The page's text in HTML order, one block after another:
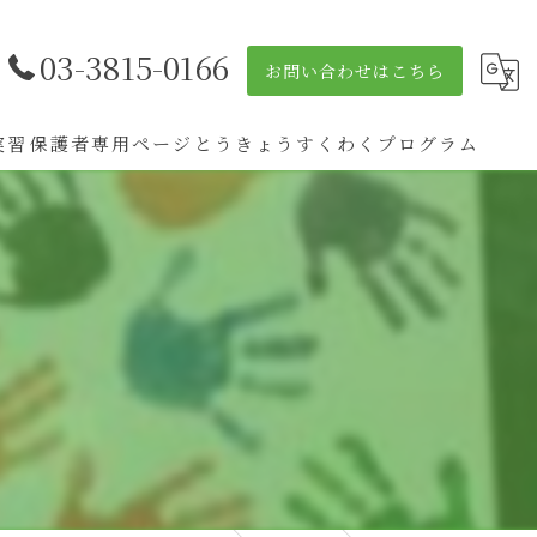
03-3815-0166 お問い合わせはこちら
保護者専用ページ とうきょうすくわくプログラム